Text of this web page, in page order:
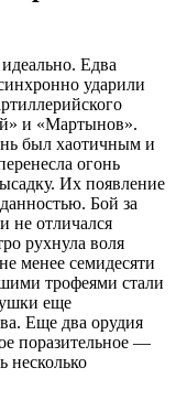
Едва
ударили
и «Мартынов».
был хаотичным и
огонь
Их появление
Бой за
не отличался
рухнула воля
менее семидесяти
трофеями стали
еще
Еще два орудия
поразительное —
несколько